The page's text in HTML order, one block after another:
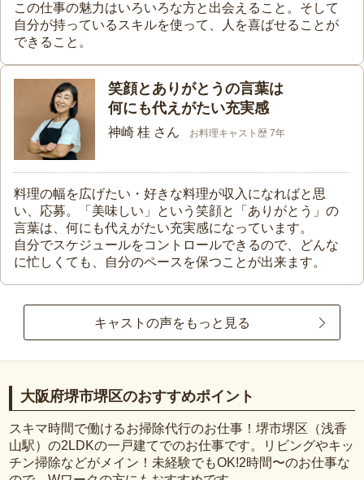
この仕事の魅力はいろいろな方と出会えること。そして
自分が持っているスキルを使って、人を喜ばせることが
できること。
笑顔とありがとうの言葉は
何にも代えがたい充実感
神崎 桂 さん お料理キャスト歴 7年
料理の幅を広げたい・好きな料理が収入になればと思
い、応募。「美味しい」という笑顔と「ありがとう」の
言葉は、何にも代えがたい充実感になっています。
自分でスケジュールをコントロールできるので、どんな
に忙しくても、自分のペースを保つことが出来ます。
キャストの声をもっと見る
大阪府堺市堺区のおすすめポイント
スキマ時間で働けるお掃除代行のお仕事！堺市堺区（浅香
山駅）の2LDKの一戸建てでのお仕事です。リビングやキッ
チン掃除などがメイン！未経験でもOK!2時間〜のお仕事な